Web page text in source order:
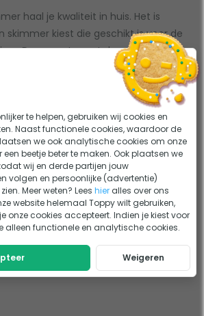
haal je kwaliteit in huis. Het is
skimmer kiest die geschikt is voor de
Daarnaast moet de
gelijk liggen met die van je
even goed naar de maximale
de skimmer. Deze mag niet lager
van je vijverpomp. Waar je
kijken, is de werking van de skimmer.
manieren waarop een Oase skimmer
heeft vooral met de aanzuiging te
zijn (met een interne pomp),
van een externe vijverpomp zijn, of
We leggen hieronder kort de
te helpen, gebruiken wij cookies en
Naast functionele cookies, waardoor de
we ook analytische cookies om onze
beetje beter te maken. Ook plaatsen we
wij en derde partijen jouw
volgen en persoonlijke (advertentie)
Meer weten? Leeshier alles over ons
website helemaal Toppy wilt gebruiken,
onze cookies accepteert. Indien je kiest voor
alleen functionele en analytische cookies.
Weigeren